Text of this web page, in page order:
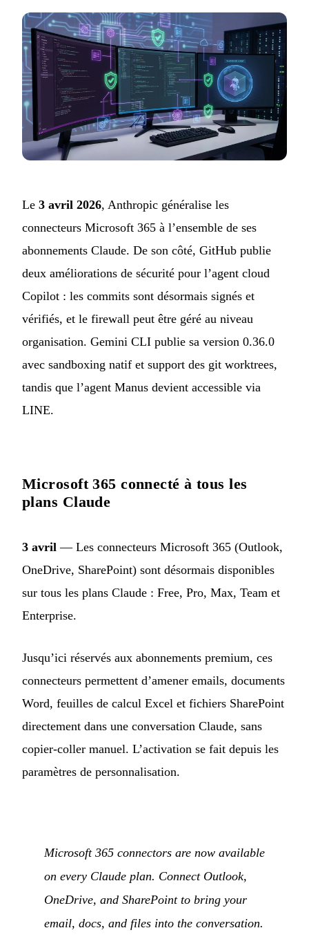
Le 3 avril 2026, Anthropic généralise les
connecteurs Microsoft 365 à l’ensemble de ses
abonnements Claude. De son côté, GitHub publie
deux améliorations de sécurité pour l’agent cloud
Copilot : les commits sont désormais signés et
vérifiés, et le firewall peut être géré au niveau
organisation. Gemini CLI publie sa version 0.36.0
avec sandboxing natif et support des git worktrees,
tandis que l’agent Manus devient accessible via
LINE.
Microsoft 365 connecté à tous les
plans Claude
3 avril — Les connecteurs Microsoft 365 (Outlook,
OneDrive, SharePoint) sont désormais disponibles
sur tous les plans Claude : Free, Pro, Max, Team et
Enterprise.
Jusqu’ici réservés aux abonnements premium, ces
connecteurs permettent d’amener emails, documents
Word, feuilles de calcul Excel et fichiers SharePoint
directement dans une conversation Claude, sans
copier-coller manuel. L’activation se fait depuis les
paramètres de personnalisation.
Microsoft 365 connectors are now available
on every Claude plan. Connect Outlook,
OneDrive, and SharePoint to bring your
email, docs, and files into the conversation.